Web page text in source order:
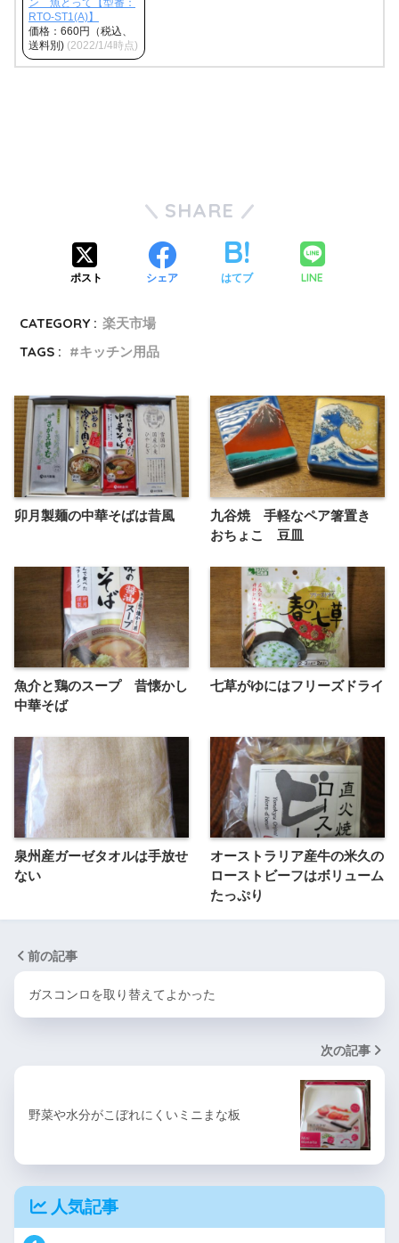
ン 魚とって【型番：
RTO-ST1(A)】
価格：660円（税込、
送料別) (2022/1/4時点)
SHARE
ポスト シェア はてブ LINE
CATEGORY : 楽天市場
TAGS :
キッチン用品
卯月製麺の中華そばは昔風
九谷焼 手軽なペア箸置き
おちょこ 豆皿
魚介と鶏のスープ 昔懐かし
中華そば
七草がゆにはフリーズドライ
泉州産ガーゼタオルは手放せ
ない
オーストラリア産牛の米久の
ローストビーフはボリューム
たっぷり
前の記事
ガスコンロを取り替えてよかった
次の記事
野菜や水分がこぼれにくいミニまな板
人気記事